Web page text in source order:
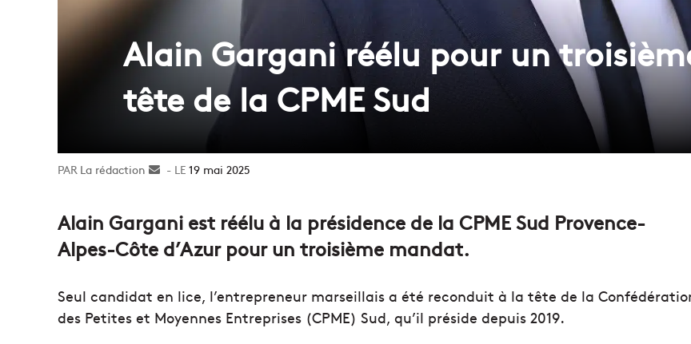
Alain Gargani réélu pour un
tête de la CPME Sud
La rédaction
Envoyer19 mai 2025
Alain Gargani est réélu à la présidence de la CPME Sud Provence-
Alpes-Côte d’Azur pour un troisième mandat.
Seul candidat en lice, l’entrepreneur marseillais a été reconduit à la tête de la
des Petites et Moyennes Entreprises (CPME) Sud, qu’il préside depuis 2019.